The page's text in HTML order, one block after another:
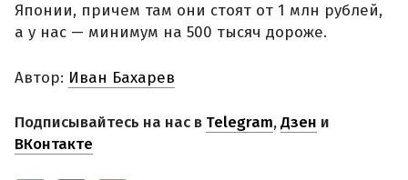
Японии, причем там они стоят от 1 млн рублей,
а у нас — минимум на 500 тысяч дороже.
Автор: Иван Бахарев
Подписывайтесь на нас в Telegram,Дзен и
ВКонтакте